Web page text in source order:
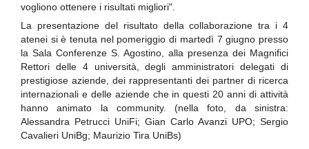
vogliono ottenere i risultati migliori".
La presentazione del risultato della collaborazione tra i 4
atenei si è tenuta nel pomeriggio di martedì 7 giugno presso
la Sala Conferenze S. Agostino, alla presenza dei Magnifici
Rettori delle 4 università, degli amministratori delegati di
prestigiose aziende, dei rappresentanti dei partner di ricerca
internazionali e delle aziende che in questi 20 anni di attività
hanno animato la community. (nella foto, da sinistra:
Alessandra Petrucci UniFi; Gian Carlo Avanzi UPO; Sergio
Cavalieri UniBg; Maurizio Tira UniBs)